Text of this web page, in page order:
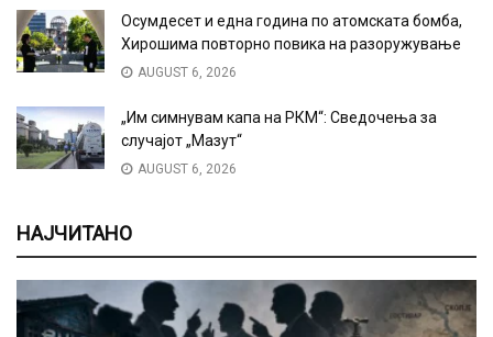
Осумдесет и една година по атомската бомба,
Хирошима повторно повика на разоружување
AUGUST 6, 2026
„Им симнувам капа на РКМ“: Сведочења за
случајот „Мазут“
AUGUST 6, 2026
НАЈЧИТАНО